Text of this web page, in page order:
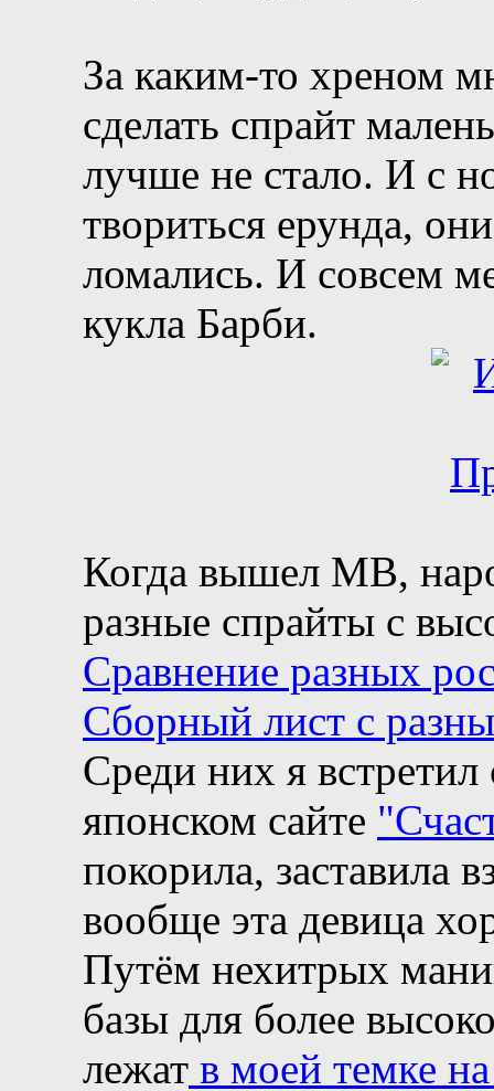
За каким-то хреном
сделать спрайт
лучше не стало. И с
твориться ерунда,
ломались. И совсем
кукла Барби.
Когда вышел МВ,
разные спрайты с
Сравнение разных
Сборный лист с
Среди них я
японском сайте
покорила, заставила
вообще эта девица
Путём нехитрых
базы для более
лежат в моей темке